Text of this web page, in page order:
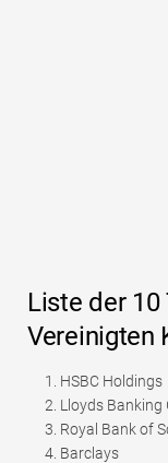
Liste der 10
Vereinigten
HSBC Holdings
Lloyds Banking
Royal Bank of
Barclays